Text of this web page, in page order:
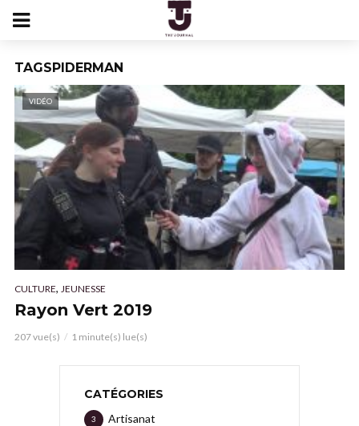
TAGSPIDERMAN
VIDÉO
CULTURE, JEUNESSE
Rayon Vert 2019
207 vue(s) 1 minute(s) lue(s)
CATÉGORIES
Artisanat
3